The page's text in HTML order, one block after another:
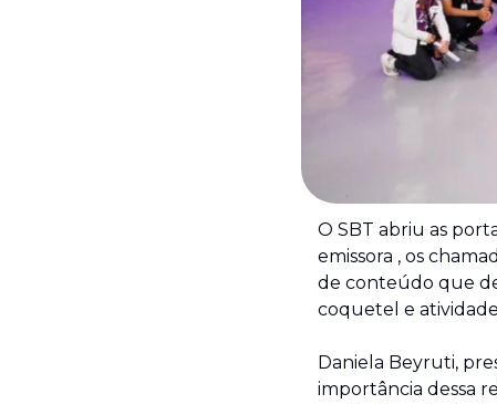
O SBT abriu as
emissora , os
de conteúdo que
coquetel e
Daniela Beyruti,
importância dessa